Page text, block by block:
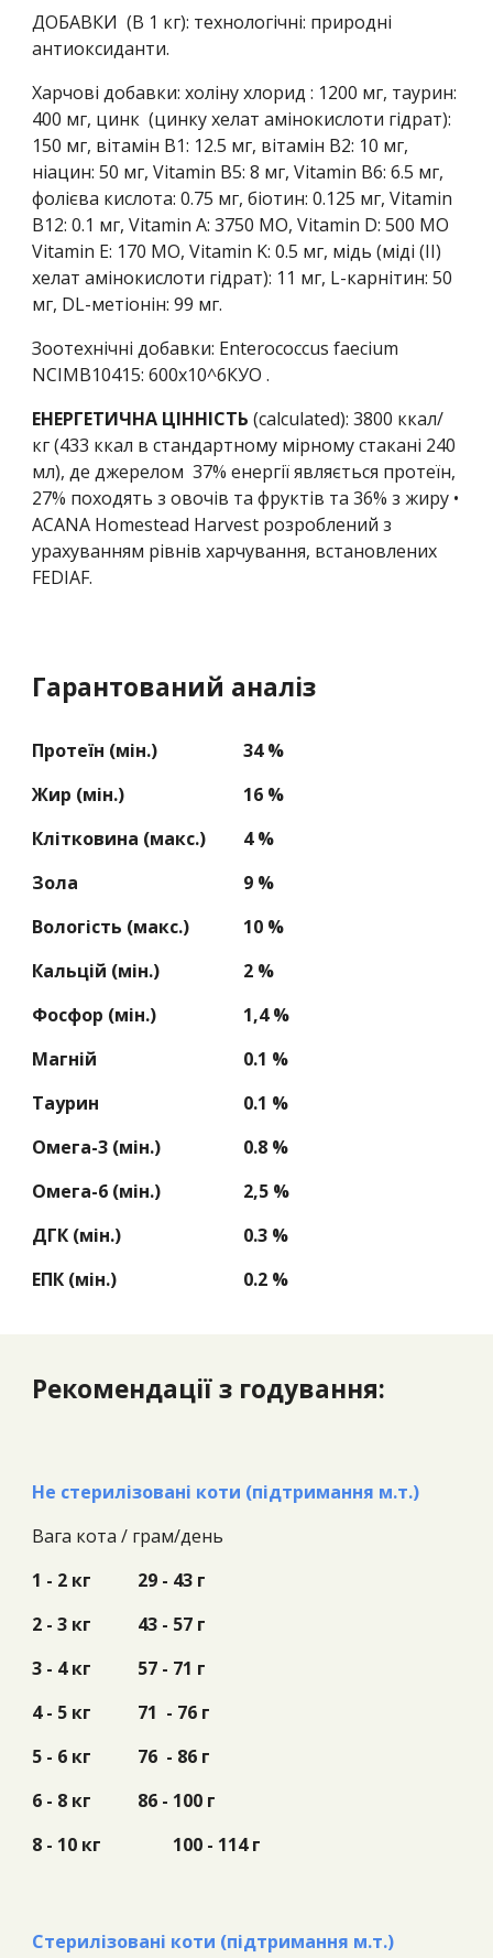
ДОБАВКИ (В 1 кг): технологічні: природні
антиоксиданти.
Харчові добавки: холіну хлорид : 1200 мг, таурин:
400 мг, цинк (цинку хелат амінокислоти гідрат):
150 мг, вітамін B1: 12.5 мг, вітамін B2: 10 мг,
ніацин: 50 мг, Vitamin B5: 8 мг, Vitamin B6: 6.5 мг,
фолієва кислота: 0.75 мг, біотин: 0.125 мг, Vitamin
B12: 0.1 мг, Vitamin A: 3750 МО, Vitamin D: 500 МО
Vitamin E: 170 МО, Vitamin K: 0.5 мг, мідь (міді (II)
хелат амінокислоти гідрат): 11 мг, L-карнітин: 50
мг, DL-метіонін: 99 мг.
Зоотехнічні добавки: Enterococcus faecium
NCIMB10415: 600x10^6КУО .
ЕНЕРГЕТИЧНА ЦІННІСТЬ(calculated):3800 ккал/
кг (433 ккал в стандартному мірному стакані 240
мл), де джерелом37% енергії являється протеїн,
27% походять з овочів та фруктів та 36% з жиру •
ACANA Homestead Harvest розроблений з
урахуванням рівнів харчування, встановлених
FEDIAF.
Гарантований аналіз
Протеїн (мін.)
34 %
Жир (мін.)
16 %
Клітковина (макс.)
4 %
Зола
9 %
Вологість (макс.)
10 %
Кальцій (мін.)
2 %
Фосфор (мін.)
1,4 %
Магній
0.1 %
Таурин
0.1 %
Омега-3 (мін.)
0.8 %
Омега-6 (мін.)
2,5 %
ДГК (мін.)
0.3 %
ЕПК (мін.)
0.2 %
Рекомендації з годування:
Не стерилізовані коти (підтримання м.т.)
Вага кота / грам/день
1 - 2 кг
29 - 43 г
2 - 3 кг
43 - 57 г
3 - 4 кг
57 - 71 г
4 - 5 кг
71 - 76 г
5 - 6 кг
76 - 86 г
6 - 8 кг
86 - 100 г
8 - 10 кг
100 - 114 г
Стерилізовані коти (підтримання м.т.)